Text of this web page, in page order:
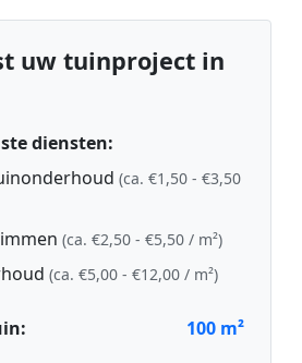
uw tuinproject in
diensten:
(ca. €1,50 - €3,50
(ca. €2,50 - €5,50 / m²)
(ca. €5,00 - €12,00 / m²)
100 m²